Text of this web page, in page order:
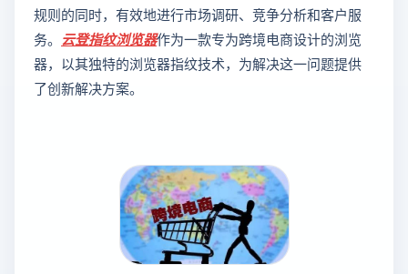
规则的同时，有效地进行市场调研、竞争分析和客户服
务。 云登指纹浏览器作为一款专为跨境电商设计的浏览
器，以其独特的浏览器指纹技术，为解决这一问题提供
了创新解决方案。